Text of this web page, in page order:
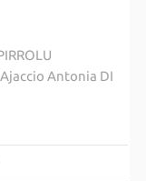
Antonia DI